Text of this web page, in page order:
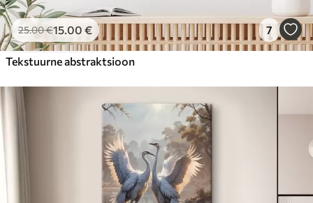
25.00€15.00 € 7
Tekstuurne abstraktsioon